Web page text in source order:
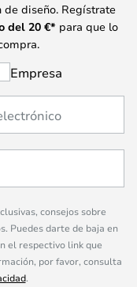
diseño. Regístrate
del 20 €* para que lo
Empresa
consejos sobre
Puedes darte de baja en
el respectivo link que
por favor, consulta
.